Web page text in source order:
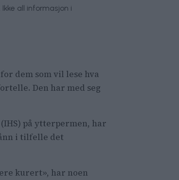
all informasjon i
dem som vil lese hva
Den har med seg
på ytterpermen, har
i tilfelle det
kurert», har noen